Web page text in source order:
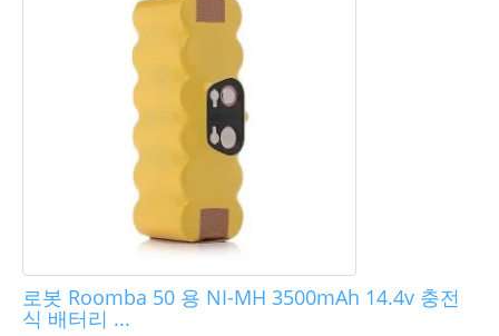
로봇 Roomba 50 용 NI-MH 3500mAh 14.4v 충전
식 배터리 ...